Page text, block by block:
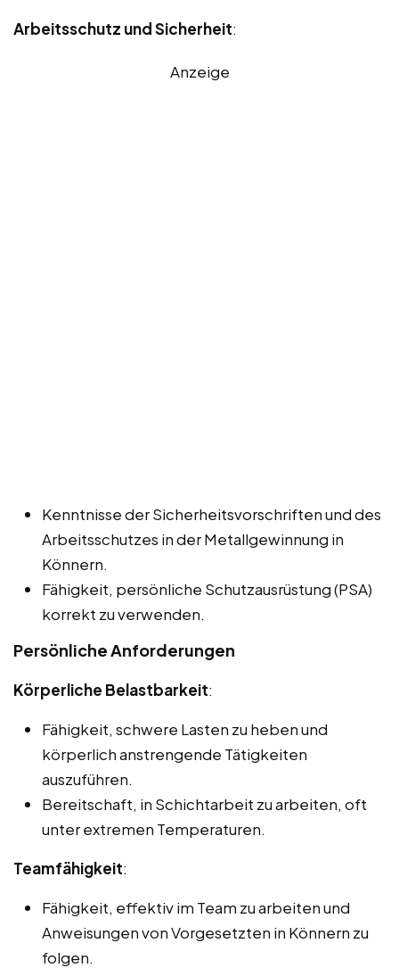
Arbeitsschutz und Sicherheit:
Anzeige
Kenntnisse der Sicherheitsvorschriften und des
Arbeitsschutzes in der Metallgewinnung in
Könnern.
Fähigkeit, persönliche Schutzausrüstung (PSA)
korrekt zu verwenden.
Persönliche Anforderungen
Körperliche Belastbarkeit:
Fähigkeit, schwere Lasten zu heben und
körperlich anstrengende Tätigkeiten
auszuführen.
Bereitschaft, in Schichtarbeit zu arbeiten, oft
unter extremen Temperaturen.
Teamfähigkeit:
Fähigkeit, effektiv im Team zu arbeiten und
Anweisungen von Vorgesetzten in Könnern zu
folgen.